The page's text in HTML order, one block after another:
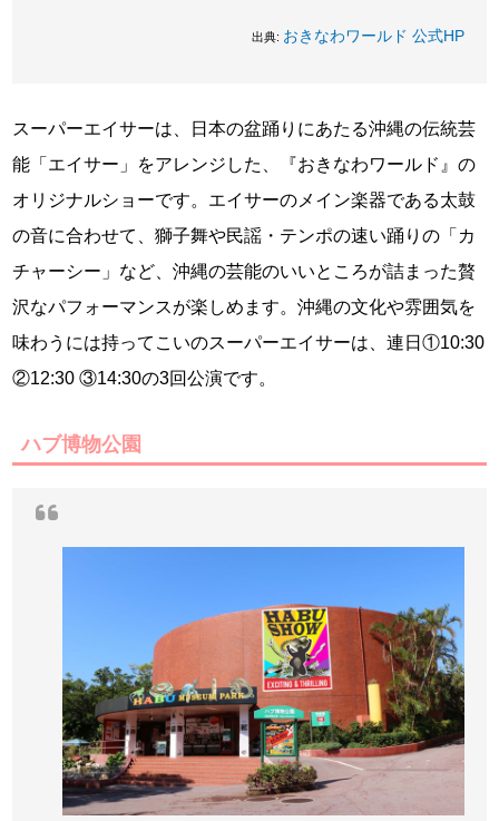
出典: おきなわワールド 公式HP
スーパーエイサーは、日本の盆踊りにあたる沖縄の伝統芸
能「エイサー」をアレンジした、『おきなわワールド』の
オリジナルショーです。エイサーのメイン楽器である太鼓
の音に合わせて、獅子舞や民謡・テンポの速い踊りの「カ
チャーシー」など、沖縄の芸能のいいところが詰まった贅
沢なパフォーマンスが楽しめます。沖縄の文化や雰囲気を
味わうには持ってこいのスーパーエイサーは、連日①10:30
②12:30 ③14:30の3回公演です。
ハブ博物公園